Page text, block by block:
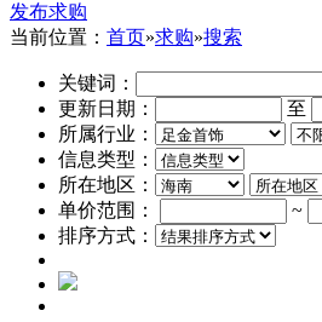
发布求购
当前位置： 首页»求购»搜索
关键词：
更新日期：
至
所属行业：
信息类型：
所在地区：
单价范围：
~
排序方式：